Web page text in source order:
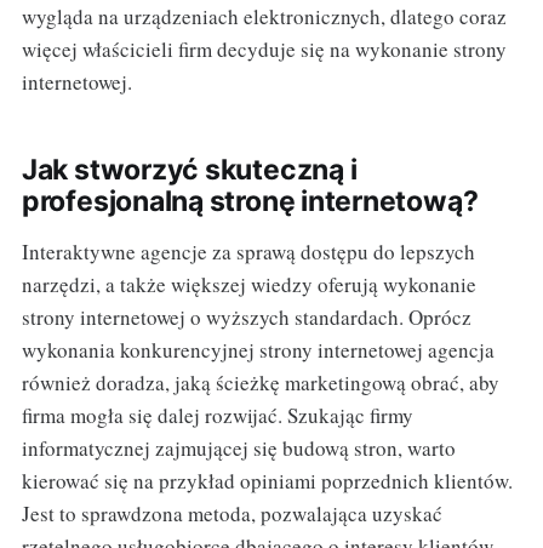
wygląda na urządzeniach elektronicznych, dlatego coraz
więcej właścicieli firm decyduje się na wykonanie strony
internetowej.
Jak stworzyć skuteczną i
profesjonalną stronę internetową?
Interaktywne agencje za sprawą dostępu do lepszych
narzędzi, a także większej wiedzy oferują wykonanie
strony internetowej o wyższych standardach. Oprócz
wykonania konkurencyjnej strony internetowej agencja
również doradza, jaką ścieżkę marketingową obrać, aby
firma mogła się dalej rozwijać. Szukając firmy
informatycznej zajmującej się budową stron, warto
kierować się na przykład opiniami poprzednich klientów.
Jest to sprawdzona metoda, pozwalająca uzyskać